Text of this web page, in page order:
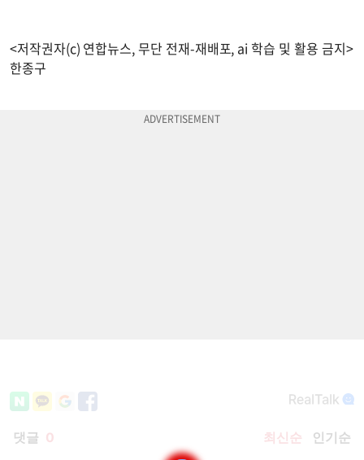
<저작권자(c) 연합뉴스, 무단 전재-재배포, ai 학습 및 활용 금지>
한종구